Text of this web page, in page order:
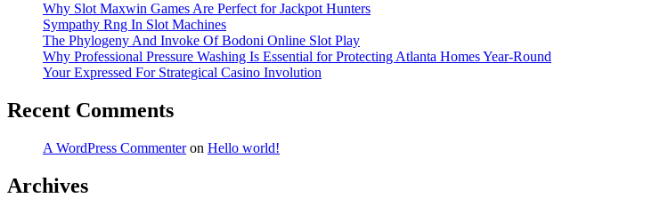
Why Slot Maxwin Games Are Perfect for Jackpot Hunters
Sympathy Rng In Slot Machines
The Phylogeny And Invoke Of Bodoni Online Slot Play
Why Professional Pressure Washing Is Essential for Protecting Atlanta Homes Year-Round
Your Expressed For Strategical Casino Involution
Recent Comments
A WordPress Commenteron Hello world!
Archives